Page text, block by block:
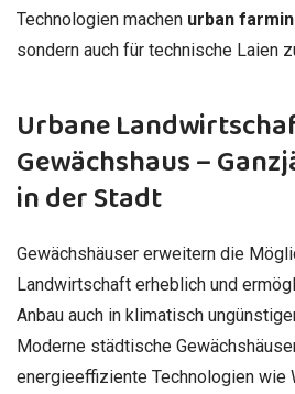
Technologien machen urban
sondern auch für technische Laien
Urbane
Gewächshaus –
in der Stadt
Gewächshäuser erweitern die
Landwirtschaft erheblich und
Anbau auch in klimatisch
Moderne städtische
energieeffiziente Technologien wie